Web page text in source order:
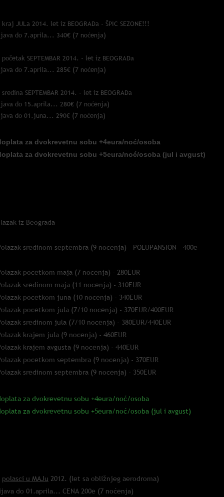
JULa 2014. let iz BEOGRADa - ŠPIC SEZONE!!!
do 7.aprila... 340€ (7 noćenja)
SEPTEMBAR 2014. - let iz BEOGRADa
do 7.aprila... 285€ (7 noćenja)
SEPTEMBAR 2014. - let iz BEOGRADa
do 15.aprila... 280€ (7 noćenja)
do 01.juna... 290€ (7 noćenja)
za dvokrevetnu sobu +4eura/noć/osoba
za dvokrevetnu sobu +5eura/noć/osoba (jul i avgust)
iz Beograda
sredinom septembra (9 nocenja) - POLUPANSION - 400e
pocetkom maja (7 nocenja) - 280EUR
sredinom maja (11 nocenja) - 310EUR
pocetkom juna (10 nocenja) - 340EUR
pocetkom jula (7/10 nocenja) - 370EUR/400EUR
sredinom jula (7/10 nocenja) - 380EUR/440EUR
krajem jula (9 nocenja) - 460EUR
krajem avgusta (9 nocenja) - 440EUR
pocetkom septembra (9 nocenja) - 370EUR
sredinom septembra (9 nocenja) - 350EUR
za dvokrevetnu sobu +4eura/noć/osoba
za dvokrevetnu sobu +5eura/noć/osoba (jul i avgust)
polasci u MAJu 2012. (let sa obližnjeg aerodroma)
do 01.aprila... CENA 200e (7 noćenja)